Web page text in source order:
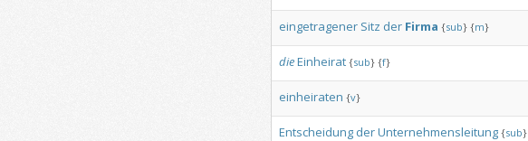
eingetragener Sitz der Firma {sub} {m}
dieEinheirat {sub} {f}
einheiraten {v}
Entscheidung derUnternehmensleitung {sub}